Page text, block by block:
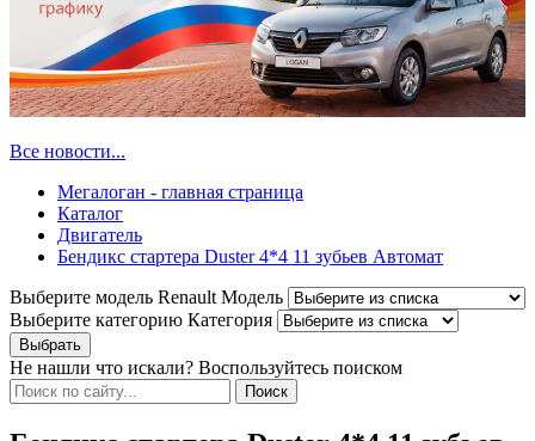
Все новости...
Мегалоган - главная страница
Каталог
Двигатель
Бендикс стартера Duster 4*4 11 зубьев Автомат
Выберите модель Renault Модель
Выберите категорию Категория
Не нашли что искали? Воспользуйтесь поиском